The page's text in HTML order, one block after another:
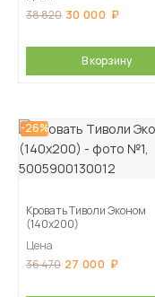
38 820 30 000
В корзину
-26%
Кровать Тиволи Эконом
(140х200)
Цена
36 470 27 000